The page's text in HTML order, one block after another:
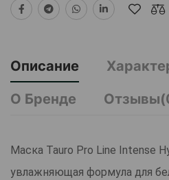
Описание
О Бренде
Маска Tauro Pro Line Intense
увлажняющая формула для